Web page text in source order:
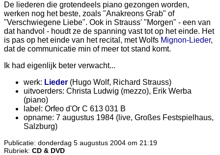
De liederen die grotendeels piano gezongen worden,
werken nog het beste, zoals "Anakreons Grab" of
"Verschwiegene Liebe". Ook in Strauss' "Morgen" - een van
dat handvol - houdt ze de spanning vast tot op het einde. Het
is pas op het einde van het recital, met Wolfs Mignon-Lieder,
dat de communicatie min of meer tot stand komt.
Ik had eigenlijk beter verwacht...
werk: Lieder (Hugo Wolf, Richard Strauss)
uitvoerders: Christa Ludwig (mezzo), Erik Werba
(piano)
label: Orfeo d'Or C 613 031 B
opname: 7 augustus 1984 (live, Großes Festspielhaus,
Salzburg)
Publicatie: donderdag 5 augustus 2004 om 21:19
Rubriek: CD & DVD